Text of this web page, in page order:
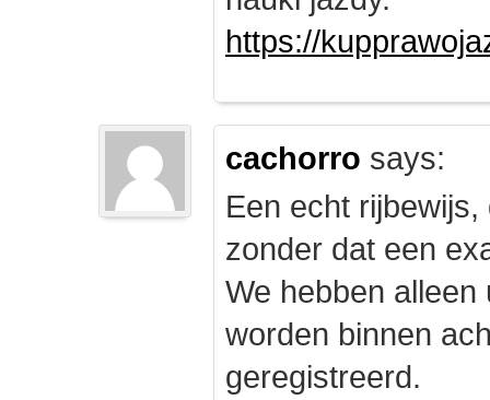
https://
cachorro says:
Een echt
zonder dat een
We hebben
worden binnen
geregistreerd.